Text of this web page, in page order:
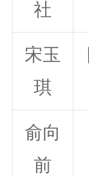
社
宋玉
琪
俞向
前